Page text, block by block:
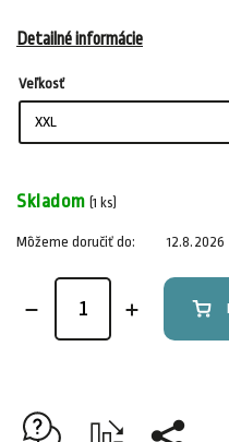
Detailné informácie
Veľkosť
Skladom (1 ks)
Môžeme doručiť do: 12.8.2026